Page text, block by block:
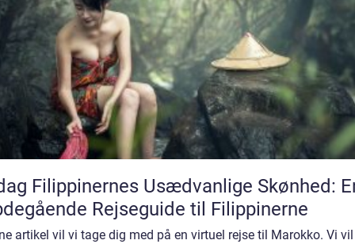
Filippinernes Usædvanlige Skønhed:
Rejseguide til Filippinerne
artikel vil vi tage dig med på en virtuel rejse til Marokko. Vi vil